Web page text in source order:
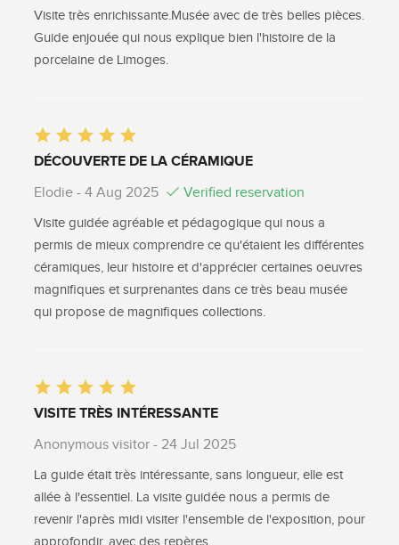
Visite très enrichissante.Musée avec de très belles pièces.
Guide enjouée qui nous explique bien l'histoire de la
porcelaine de Limoges.
DÉCOUVERTE DE LA CÉRAMIQUE
Elodie - 4 Aug 2025 Verified reservation
Visite guidée agréable et pédagogique qui nous a
permis de mieux comprendre ce qu'étaient les différentes
céramiques, leur histoire et d'apprécier certaines oeuvres
magnifiques et surprenantes dans ce très beau musée
qui propose de magnifiques collections.
VISITE TRÈS INTÉRESSANTE
Anonymous visitor - 24 Jul 2025
La guide était très intéressante, sans longueur, elle est
allée à l'essentiel. La visite guidée nous a permis de
revenir l'après midi visiter l'ensemble de l'exposition, pour
approfondir, avec des repères.